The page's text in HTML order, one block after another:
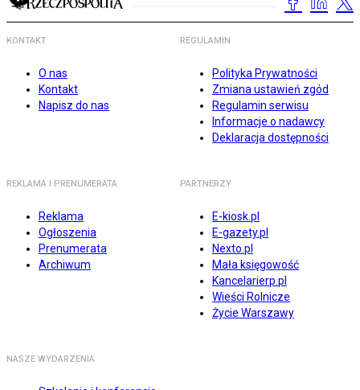
KONTAKT
O nas
Kontakt
Napisz do nas
REGULAMIN
Polityka Prywatności
Zmiana ustawień zgód
Regulamin serwisu
Informacje o nadawcy
Deklaracja dostępności
REKLAMA I PRENUMERATA
Reklama
Ogłoszenia
Prenumerata
Archiwum
PARTNERZY
E-kiosk.pl
E-gazety.pl
Nexto.pl
Mała księgowość
Kancelarierp.pl
Wieści Rolnicze
Życie Warszawy
NASZE WYDARZENIA